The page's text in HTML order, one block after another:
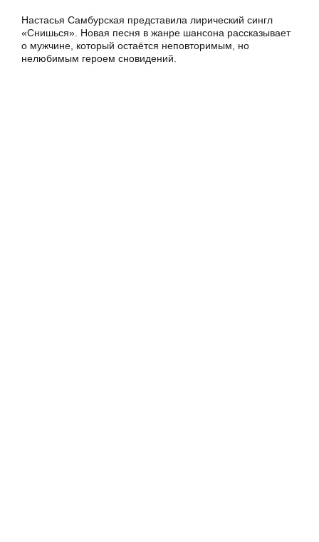
Настасья Самбурская представила лирический сингл
«Снишься». Новая песня в жанре шансона рассказывает
о мужчине, который остаётся неповторимым, но
нелюбимым героем сновидений.